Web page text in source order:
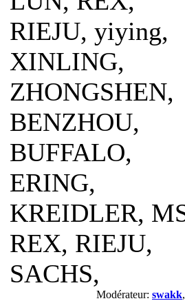
RIEJU, yiying,
XINLING,
ZHONGSHEN,
BENZHOU,
BUFFALO,
ERING,
KREIDLER,
REX, RIEJU,
SACHS,
Modérateur: swakk